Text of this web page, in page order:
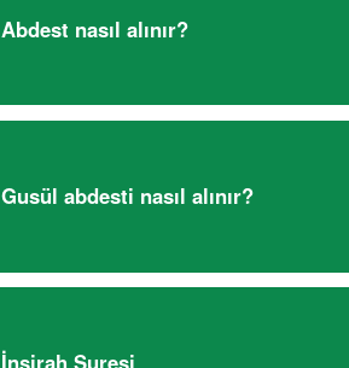
Abdest nasıl alınır?
Gusül abdesti nasıl alınır?